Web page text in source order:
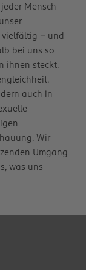
Mensch
– und
bei uns so
ihnen steckt.
auch in
Wir
Umgang
was uns